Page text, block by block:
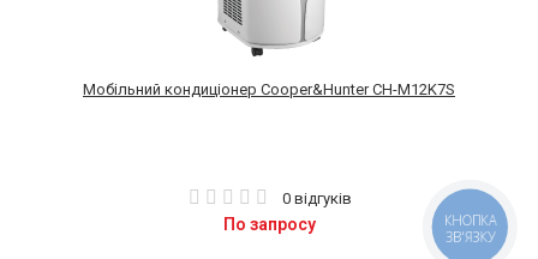
Мобільний кондиціонер Cooper&Hunter CH-M12K7S
0 відгуків
По запросу
КНОПКА
ЗВ'ЯЗКУ